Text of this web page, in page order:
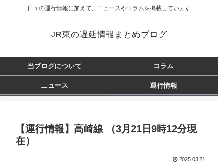
日々の運行情報に加えて、ニュースやコラムを掲載しています
JR東の遅延情報まとめブログ
当ブログについて コラム
ニュース 運行情報
【運行情報】高崎線 （3月21日9時12分現
在）
2025.03.21